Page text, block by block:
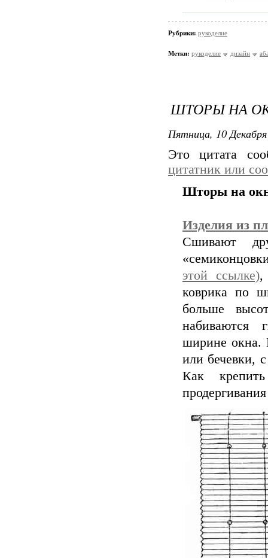
Рубрики: рукоделие
Метки: рукоделие дизайн
ШТОРЫ НА
Пятница, 10
Это цитата
цитатник или
Шторы на
Изделия из
Сшивают
этой ссылке),
коврика по
больше
набиваются
ширине окна.
или бечевки,
Как